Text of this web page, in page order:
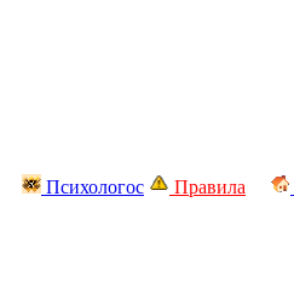
Психологос Правила